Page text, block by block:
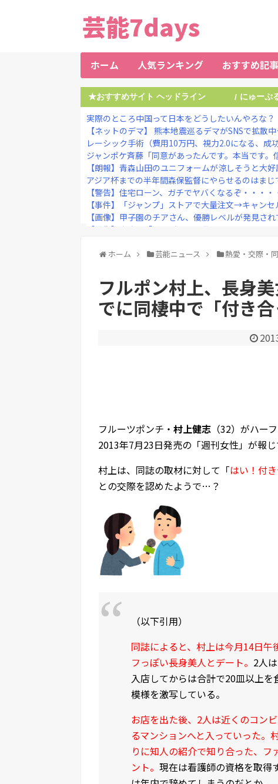
芸能7days
ホーム 人気ランキング おすすめ記事
★おすすめサイト ヘッドライン / にゅーぷ
実際のところ中国って日本をどうしたいんやろな？
【ネットのデマ】 熊本地震巡るデマがSNSで拡散
レーシック手術（費用10万円、視力2.0になる、成
ジャンポケ斉藤「同意があったんです。本当です
【朗報】青森山田のユニフォームが涼しそうと大
アジア杯までの半年間森保監督にやらせるのはまじ
【警告】住宅ローン、ガチでヤバくなるぞ・・・・
【事件】「ジャンプ」ストアで大量注文→キャン
【画像】甲子園のチアさん、優勝レベルが発見さ
【画像】女さん「これがヤれる男ですｗｗｗｗｗｗ
ジャンポケ斉藤の被害女性「バウムクーヘン売った
ホーム 芸能ニュース 熱愛・交際・
フルポン村上、長身
でに同棲中で「付き
フルーツポンチ・ 村上健志 （32）がハー
2013年7月23日発売の「週刊女性」が報じ
村上は、同誌の取材に対して「はい！付
との交際を認めたようで…？
（以下引用）
同誌によると、村上は今月14日
フっぽい長身美人とデート。 2人
入店してからは合計で20皿以上
模様を激写している。
お店を出た後、2人は近くのコン
るマンションへと入っていった。
りに知人の紹介で知り合った、
ント。 現在は看護師の資格を取得